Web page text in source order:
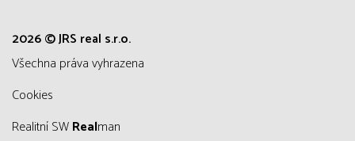
2026 © JRS real s.r.o.
všechna práva vyhrazena
Cookies
Realitní SWRealman